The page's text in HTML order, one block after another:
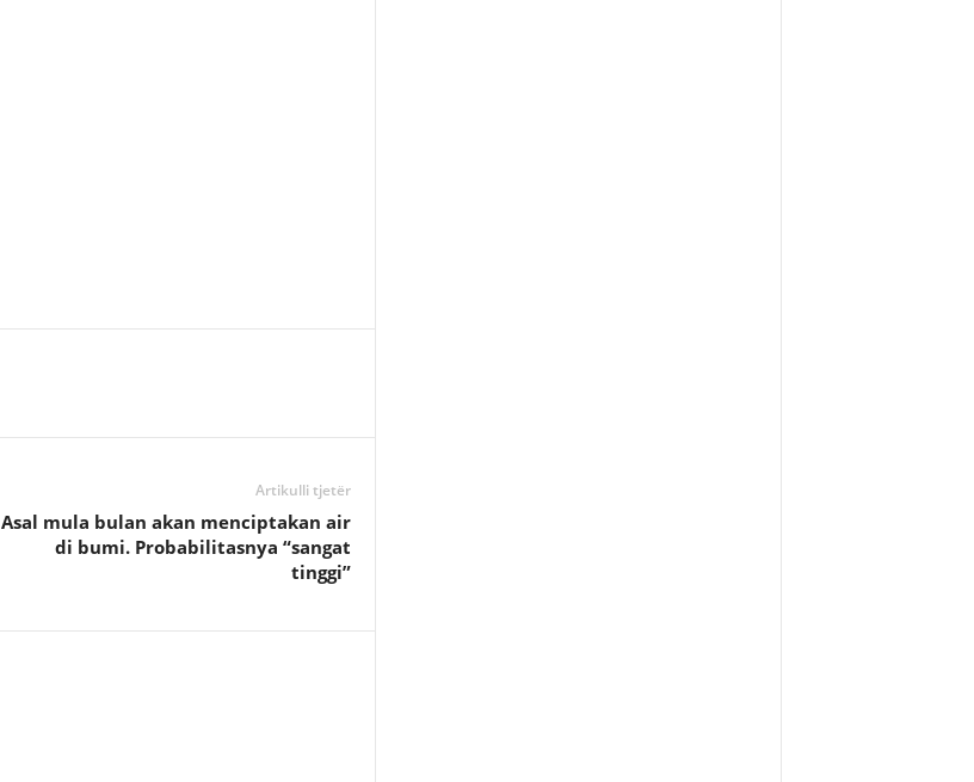
Artikulli tjetër
Asal mula bulan akan menciptakan air
di bumi. Probabilitasnya “sangat
tinggi”